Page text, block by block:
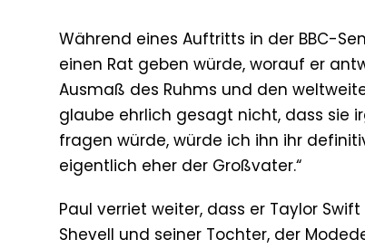
Während eines Auftritts in der BBC-
einen Rat geben würde, worauf er
Ausmaß des Ruhms und den
glaube ehrlich gesagt nicht, dass sie
fragen würde, würde ich ihn ihr
eigentlich eher der Großvater.“
Paul verriet weiter, dass er Taylor
Shevell und seiner Tochter, der